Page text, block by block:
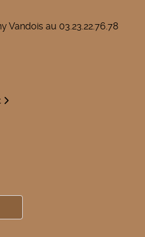
Vandois au 03.23.22.76.78
- Bingo: Réveillon du nouvel an 2016